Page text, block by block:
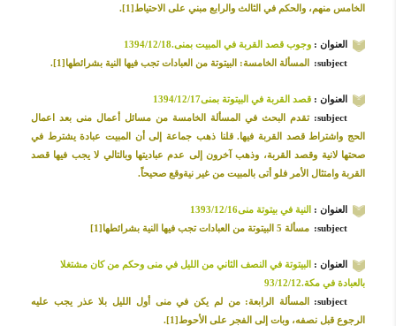
الخامس منهم، والحكم في الثالث والرابع مبني على الاحتياط[1].
العنوان : وجوب قصد القربة في المبيت بمنى.1394/12/18
subject:
المسألة الخامسة: البيتوتة من العبادات تجب فيها النية بشرائطها[1].
العنوان : قصد القربة في البيتوتة بمنى1394/12/17
subject:
تقدم البحث في المسألة الخامسة من مسائل أعمال منى بعد اعمال
الحج واشتراط قصد القربة فيها. قلنا ذهب جماعة إلى أن المبيت عبادة يشترط في
صحتها لانية وقصد القربة، وذهب آخرون إلى عدم عباديتها وبالتالي لا يجب فيها قصد
القربة وامتثال الأمر فلو أتى بالمبيت من غير نيةوقع صحيحاً.
العنوان :
النية في بيتوتة منى1393/12/16
subject:
مسألة 5 البيتوتة من العبادات تجب فيها النية بشرائطها[1]
العنوان :
البيتوتة في النصف الثاني من الليل في منى وحكم من كان مشتغلا
بالعبادة في مكة.93/12/12
subject:
المسألة الرابعة: من لم يكن في منى أول الليل بلا عذر يجب عليه
الرجوع قبل نصفه، وبات إلى الفجر على الأحوط[1].